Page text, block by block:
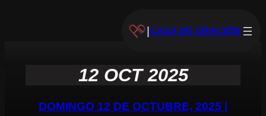
|CASA DE ORACIÓN
12 OCT 2025
DOMINGO 12 DE OCTUBRE, 2025 |